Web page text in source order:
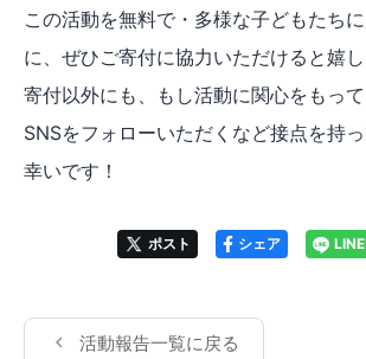
この活動を無料で・多様な子どもたち
に、ぜひご寄付に協力いただけると嬉し
寄付以外にも、もし活動に関心をもっ
SNSをフォローいただくなど接点を持
幸いです！
ポスト シェア
活動報告一覧に戻る